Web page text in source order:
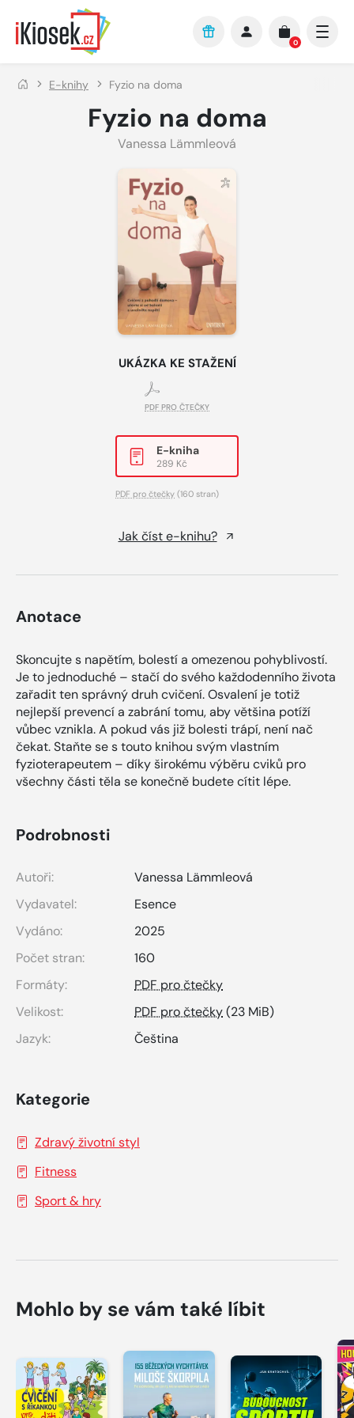
Přejít na hlavní obsah
0
E-knihy Fyzio na doma
Fyzio na doma
Vanessa Lämmleová
UKÁZKA KE STAŽENÍ
PDF PRO ČTEČKY
E-kniha
289 Kč
PDF pro čtečky (160 stran)
Jak číst e-knihu?
Anotace
Skoncujte s napětím, bolestí a omezenou pohyblivostí.
Je to jednoduché – stačí do svého každodenního života
zařadit ten správný druh cvičení. Osvalení je totiž
nejlepší prevencí a zabrání tomu, aby většina potíží
vůbec vznikla. A pokud vás již bolesti trápí, není nač
čekat. Staňte se s touto knihou svým vlastním
fyzioterapeutem – díky širokému výběru cviků pro
všechny části těla se konečně budete cítit lépe.
Podrobnosti
Autoři:
Vanessa Lämmleová
Vydavatel:
Esence
Vydáno:
2025
Počet stran:
160
Formáty:
PDF pro čtečky
Velikost:
PDF pro čtečky(23 MiB)
Jazyk:
Čeština
Kategorie
Zdravý životní styl
Fitness
Sport & hry
Mohlo by se vám také líbit